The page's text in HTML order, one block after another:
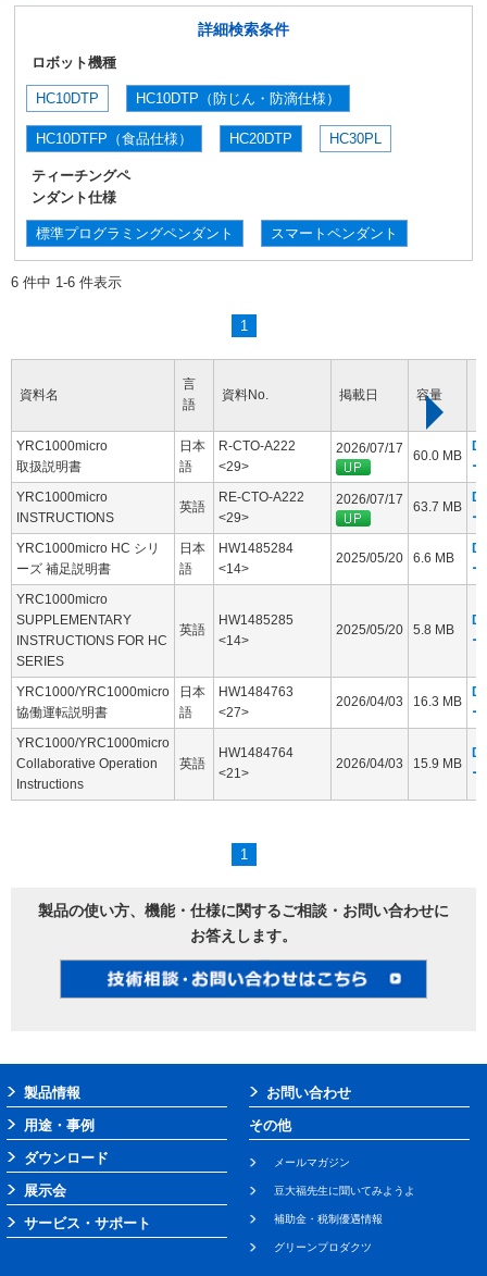
詳細検索条件
ロボット機種
HC10DTP HC10DTP（防じん・防滴仕様）
HC10DTFP（食品仕様） HC20DTP HC30PL
ティーチングペ
ンダント仕様
標準プログラミングペンダント スマートペンダント
6 件中 1-6 件表示
1
資料名
言
語
資料No. 掲載日 容量
YRC1000micro
取扱説明書
日本
語
R-CTO-A222
<29>
2026/07/17 60.0 MB
YRC1000micro
INSTRUCTIONS
英語
RE-CTO-A222
<29>
2026/07/17 63.7 MB
YRC1000micro HC シリ
ーズ 補足説明書
日本
語
HW1485284
<14>
2025/05/20 6.6 MB
YRC1000micro
SUPPLEMENTARY
INSTRUCTIONS FOR HC
SERIES
英語
HW1485285
<14>
2025/05/20 5.8 MB
YRC1000/YRC1000micro
協働運転説明書
日本
語
HW1484763
<27>
2026/04/03 16.3 MB
YRC1000/YRC1000micro
Collaborative Operation
Instructions
英語
HW1484764
<21>
2026/04/03 15.9 MB
1
製品の使い方、機能・仕様に関するご相談・お問い合わせに
お答えします。
製品情報
用途・事例
ダウンロード
展示会
サービス・サポート
お問い合わせ
その他
メールマガジン
豆大福先生に聞いてみようよ
補助金・税制優遇情報
グリーンプロダクツ